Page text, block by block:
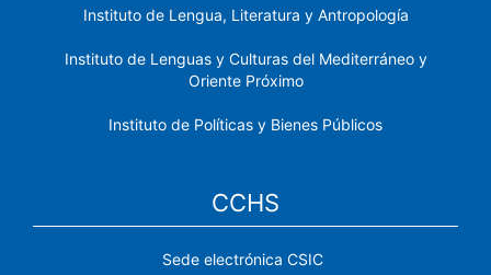
Instituto de Lengua, Literatura y Antropología
Instituto de Lenguas y Culturas del Mediterráneo y
Oriente Próximo
Instituto de Políticas y Bienes Públicos
CCHS
Sede electrónica CSIC